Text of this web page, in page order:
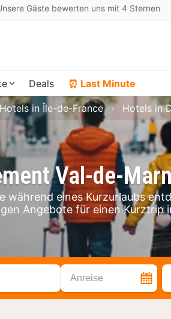
Gäste bewerten uns mit 4 Sternen
Deals ⏰ Last Minute
Val-de-
eines Kurzurlaubs
Angebote für einen Kurztrip
Hotels in Île-de-France Hotels in
Anreise